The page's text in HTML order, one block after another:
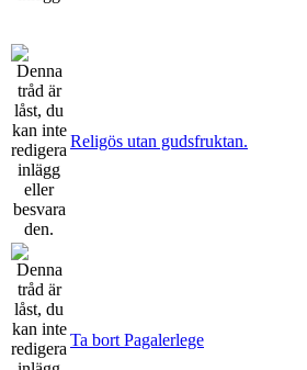
Religös utan gudsfruktan.
Ta bort Pagalerlege